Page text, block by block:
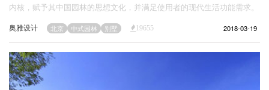
内核，赋予其中国园林的思想文化，并满足使用者的现代生活功能需求。
奥雅设计 北京 中式园林 别墅 19655 2018-03-19